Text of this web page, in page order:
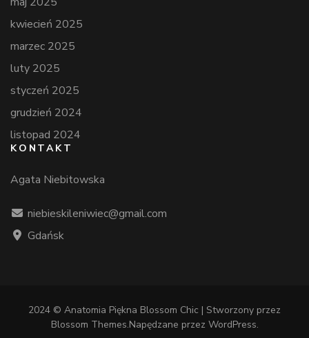
kwiecień 2025
marzec 2025
luty 2025
styczeń 2025
grudzień 2024
listopad 2024
KONTAKT
Agata Niebitowska
niebieskileniwiec@gmail.com
Gdańsk
2024 © Anatomia Piękna Blossom Chic | Stworzony przez
Blossom Themes.Napędzane przez WordPress.